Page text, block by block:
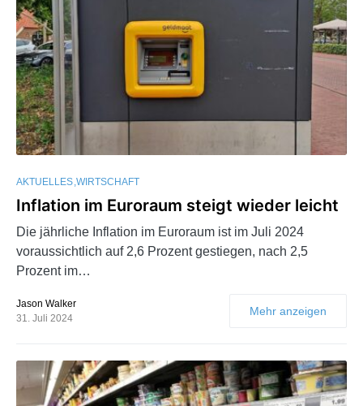
AKTUELLES WIRTSCHAFT
Inflation im Euroraum steigt wieder leicht
Die jährliche Inflation im Euroraum ist im Juli 2024
voraussichtlich auf 2,6 Prozent gestiegen, nach 2,5
Prozent im…
Jason Walker
31. Juli 2024
Mehr anzeigen